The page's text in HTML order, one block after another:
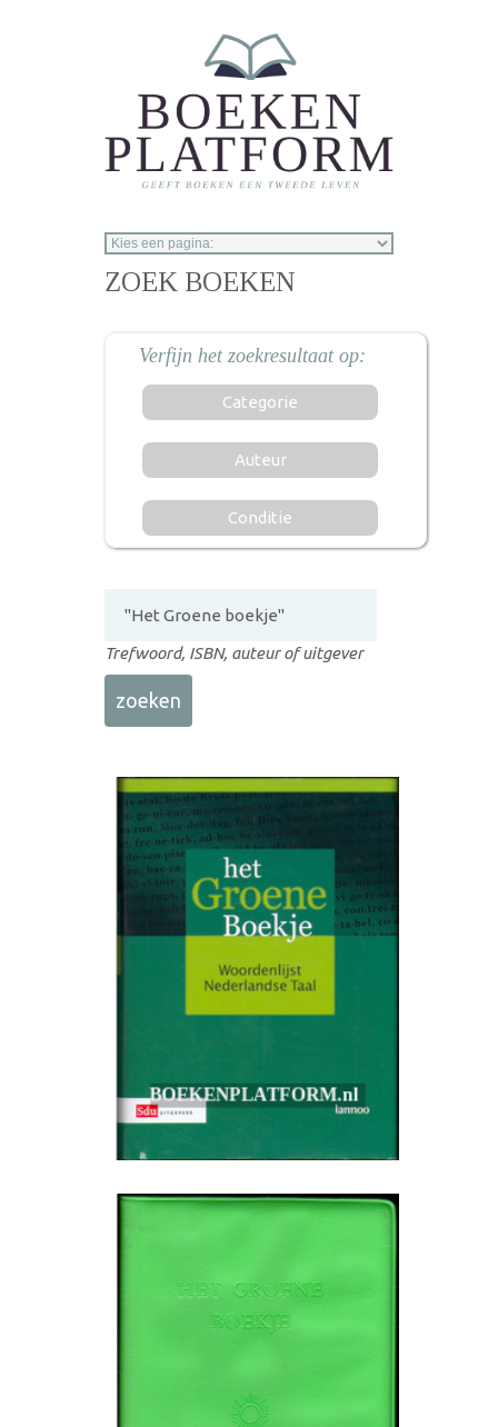
ZOEK BOEKEN
Categorie
Auteur
Conditie
Trefwoord, ISBN, auteur of uitgever